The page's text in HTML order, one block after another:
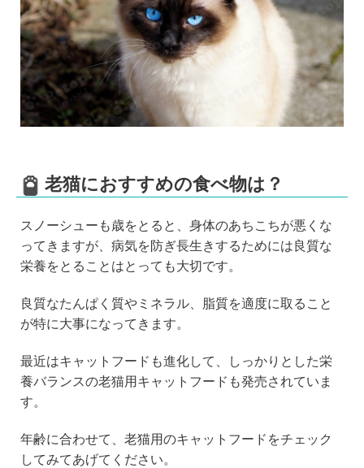
老猫におすすめの食べ物は？
スノーシューも歳をとると、身体のあちこちが悪くな
ってきますが、病気を防ぎ長生きするためには良質な
栄養をとることはとっても大切です。
良質なたんぱく質やミネラル、脂質を適度に取ること
が特に大事になってきます。
最近はキャットフードも進化して、しっかりとした栄
養バランスの老猫用キャットフードも発売されていま
す。
年齢に合わせて、老猫用のキャットフードをチェック
してみてあげてください。